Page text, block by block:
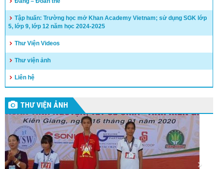
Tập huấn: Trường học mở Khan Academy Vietnam; sử dụng SGK lớp
5, lớp 9, lớp 12 năm học 2024-2025
Thư Viện Videos
Thư viện ảnh
Liên hệ
THƯ VIỆN ẢNH